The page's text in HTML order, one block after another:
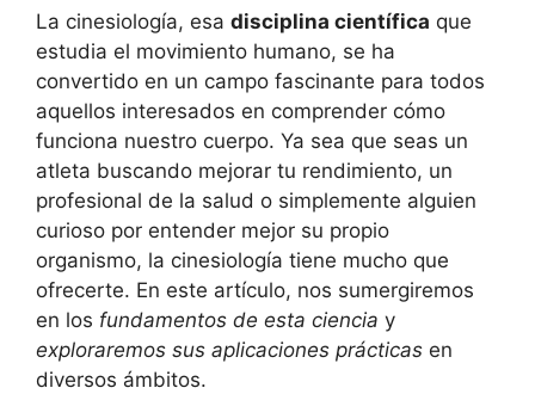
La cinesiología, esa disciplina científica que
estudia el movimiento humano, se ha
convertido en un campo fascinante para todos
aquellos interesados en comprender cómo
funciona nuestro cuerpo. Ya sea que seas un
atleta buscando mejorar tu rendimiento, un
profesional de la salud o simplemente alguien
curioso por entender mejor su propio
organismo, la cinesiología tiene mucho que
ofrecerte. En este artículo, nos sumergiremos
en los fundamentos de esta ciencia y
exploraremos sus aplicaciones prácticas en
diversos ámbitos.